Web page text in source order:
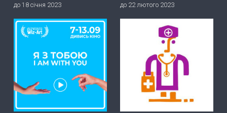
до 18 січня 2023 до 22 лютого 2023